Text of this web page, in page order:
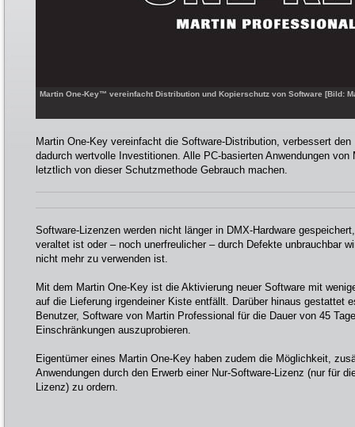
Martin One-Key™ vereinfacht Distribution und Kopierschutz von Software [Bild:
Martin One-Key vereinfacht die Software-Distribution, verbessert
dadurch wertvolle Investitionen. Alle PC-basierten Anwendungen von
letztlich von dieser Schutzmethode Gebrauch machen.
Software-Lizenzen werden nicht länger in DMX-Hardware
veraltet ist oder – noch unerfreulicher – durch Defekte unbrauchbar
nicht mehr zu verwenden ist.
Mit dem Martin One-Key ist die Aktivierung neuer Software mit
auf die Lieferung irgendeiner Kiste entfällt. Darüber hinaus gestattet
Benutzer, Software von Martin Professional für die Dauer von 45
Einschränkungen auszuprobieren.
Eigentümer eines Martin One-Key haben zudem die Möglichkeit,
Anwendungen durch den Erwerb einer Nur-Software-Lizenz (nur für
Lizenz) zu ordern.